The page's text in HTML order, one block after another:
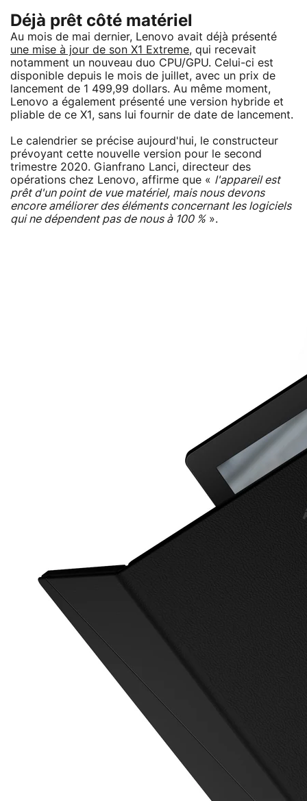
Déjà prêt côté matériel
Au mois de mai dernier, Lenovo avait déjà présenté
une mise à jour de son X1 Extreme, qui recevait
notamment un nouveau duo CPU/GPU. Celui-ci est
disponible depuis le mois de juillet, avec un prix de
lancement de 1 499,99 dollars. Au même moment,
Lenovo a également présenté une version hybride et
pliable de ce X1, sans lui fournir de date de lancement.
Le calendrier se précise aujourd'hui, le constructeur
prévoyant cette nouvelle version pour le second
trimestre 2020. Gianfrano Lanci, directeur des
opérations chez Lenovo, affirme que « l'appareil est
prêt d'un point de vue matériel, mais nous devons
encore améliorer des éléments concernant les logiciels
qui ne dépendent pas de nous à 100 % ».